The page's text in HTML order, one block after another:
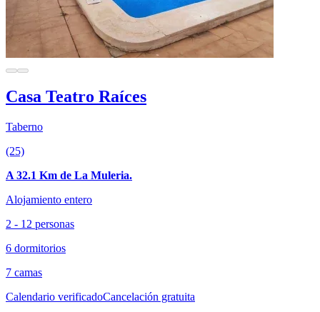
Casa Teatro Raíces
Taberno
(25)
A 32.1 Km de La Muleria.
Alojamiento entero
2 - 12 personas
6 dormitorios
7 camas
Calendario verificadoCancelación gratuita